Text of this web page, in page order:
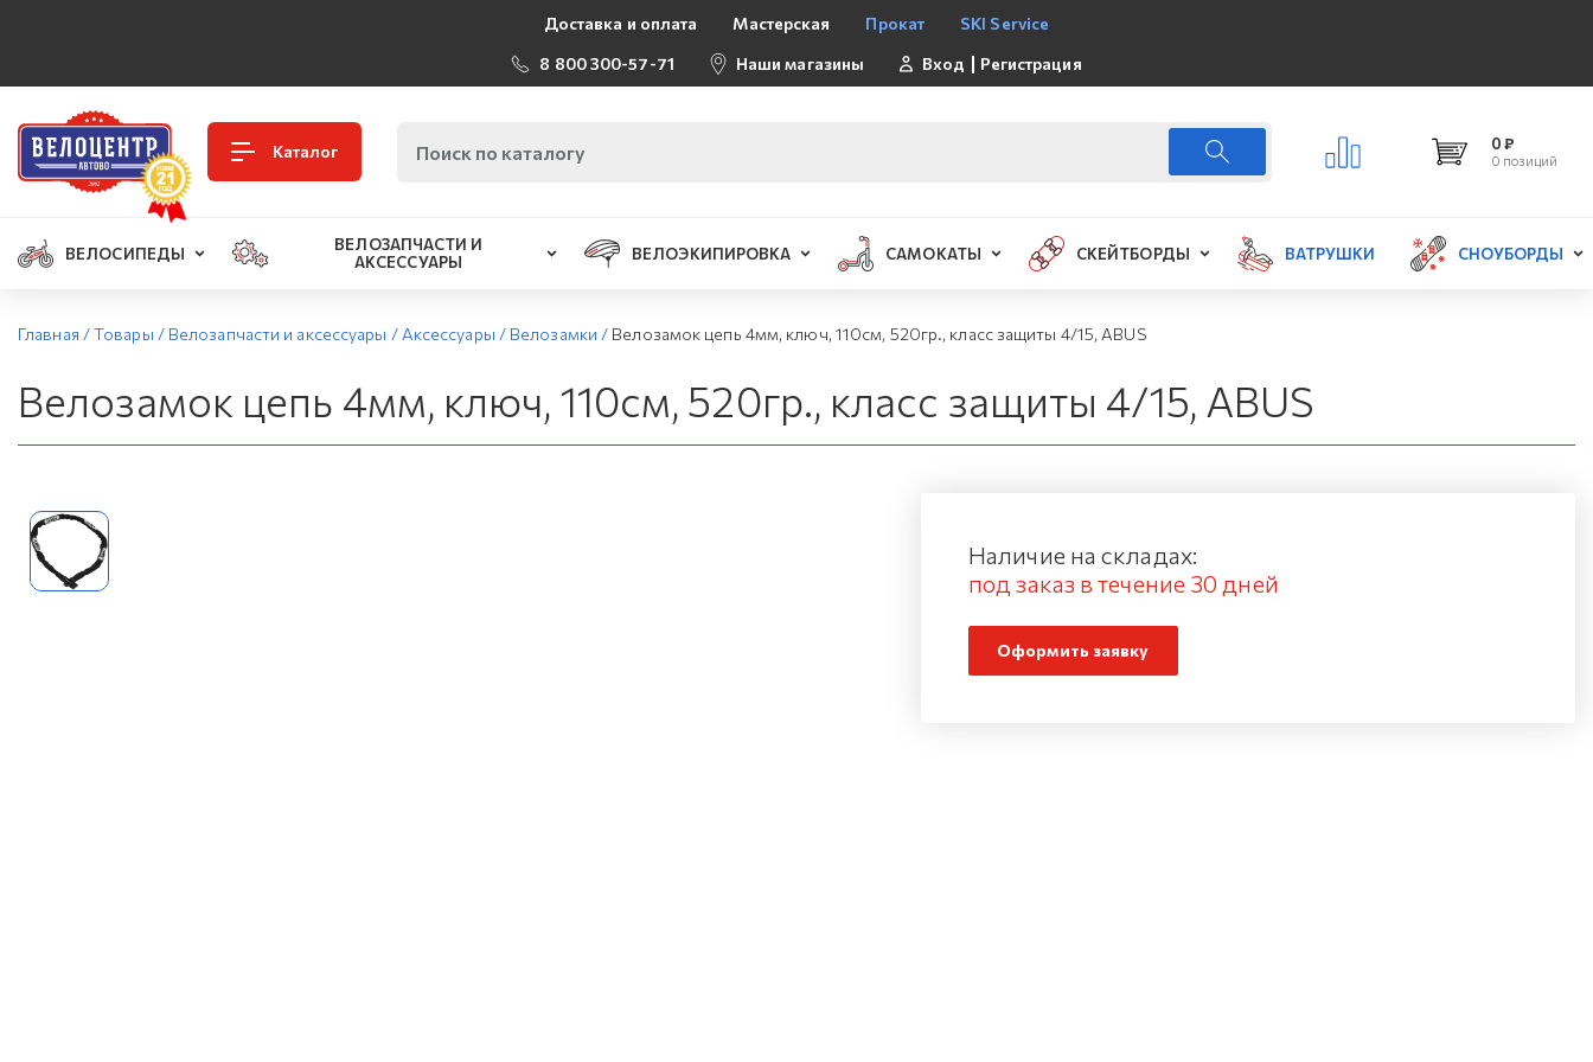
Доставка и оплата Мастерская Прокат
SKI Service
8 800 300-57-71
Наши магазины Вход Регистрация
Каталог 0 ₽
0 позиций
ВЕЛОСИПЕДЫ
ВЕЛОЗАПЧАСТИ И
АКСЕССУАРЫ
ВЕЛОЭКИПИРОВКА САМОКАТЫ СКЕЙТБОРДЫ ВАТРУШКИ СНОУБОРДЫ
Главная /Товары / Велозапчасти и аксессуары / Аксессуары / Велозамки / Велозамок цепь 4мм, ключ, 110см, 520гр., класс защиты 4/15, ABUS
Велозамок цепь 4мм, ключ, 110см, 520гр., класс защиты 4/15, ABUS
Наличие на складах:
под заказ в течение 30 дней
Оформить заявку